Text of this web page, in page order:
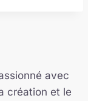
avec
création et le